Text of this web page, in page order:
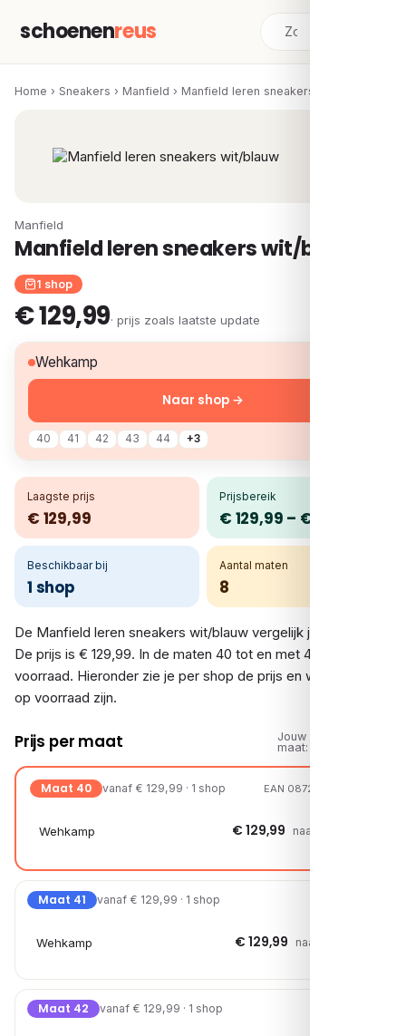
schoenenreus
Home › Sneakers › Manfield › Manfield leren sneakers wit/blauw
Manfield
Manfield leren sneakers wit/blauw
1 shop
€ 129,99· prijs zoals laatste update
Wehkamp
40 41 42 43 44 +3
Naar shop →
Laagste prijs
€ 129,99
Prijsbereik
€ 129,99 – € 129,99
Beschikbaar bij
1 shop
Aantal maten
8
De Manfield leren sneakers wit/blauw vergelijk je bij 1 shop.
De prijs is € 129,99. In de maten 40 tot en met 47 is er
voorraad. Hieronder zie je per shop de prijs en welke maten
op voorraad zijn.
Prijs per maat
Jouw
maat:
Maat 40 vanaf € 129,99 · 1 shop EAN 08720527608177
Wehkamp € 129,99 naar shop →
Maat 41 vanaf € 129,99 · 1 shop
Wehkamp € 129,99 naar shop →
Maat 42 vanaf € 129,99 · 1 shop